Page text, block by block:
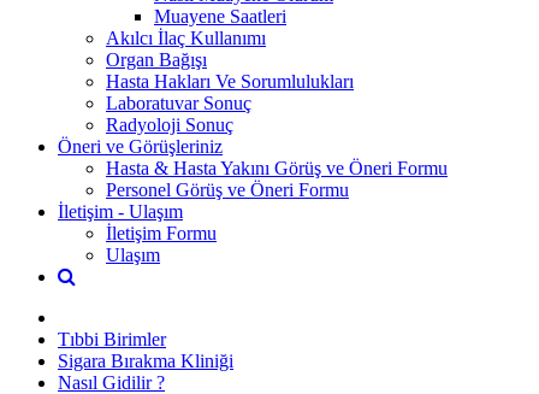
Muayene Saatleri
Akılcı İlaç Kullanımı
Organ Bağışı
Hasta Hakları Ve Sorumlulukları
Laboratuvar Sonuç
Radyoloji Sonuç
Öneri ve Görüşleriniz
Hasta & Hasta Yakını Görüş ve Öneri Formu
Personel Görüş ve Öneri Formu
İletişim - Ulaşım
İletişim Formu
Ulaşım
Tıbbi Birimler
Sigara Bırakma Kliniği
Nasıl Gidilir ?